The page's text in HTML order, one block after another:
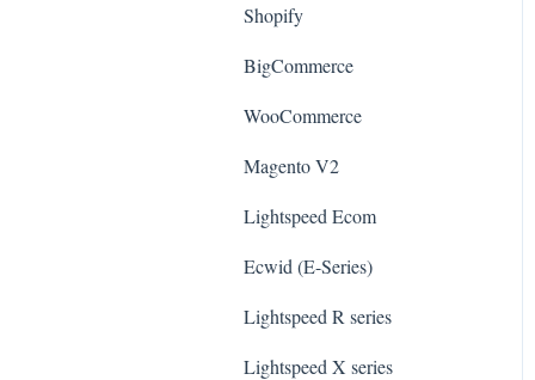
Shopify
BigCommerce
WooCommerce
Magento V2
Lightspeed Ecom
Ecwid (E-Series)
Lightspeed R series
Lightspeed X series